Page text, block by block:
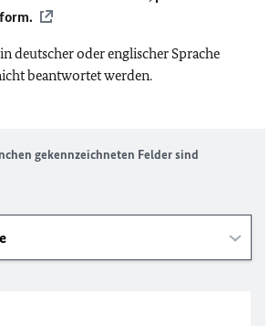
deutscher oder englischer Sprache
beantwortet werden.
gekennzeichneten Felder sind